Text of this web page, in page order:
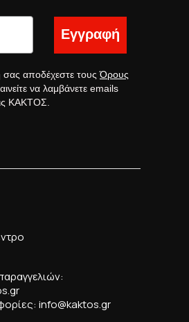
Εγγραφή
σας αποδέχεστε τουςΌρους
να λαμβάνετε emails
ΚΑΚΤΟΣ.
info@kaktos.gr